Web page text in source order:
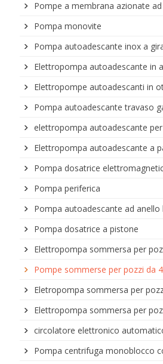
Pompe a membrana azionate
Pompa monovite
Pompa autoadescante inox a
Elettropompa autoadescante in
Elettropompe autoadescanti in
Pompa autoadescante travaso
elettropompa autoadescante
Elettropompa autoadescante a
Pompa dosatrice
Pompa periferica
Pompa autoadescante ad anello
Pompa dosatrice a pistone
Elettropompa sommersa per
Pompe sommerse per pozzi da
Eletropompa sommersa per
Elettropompa sommersa per
circolatore elettronico
Pompa centrifuga monoblocco